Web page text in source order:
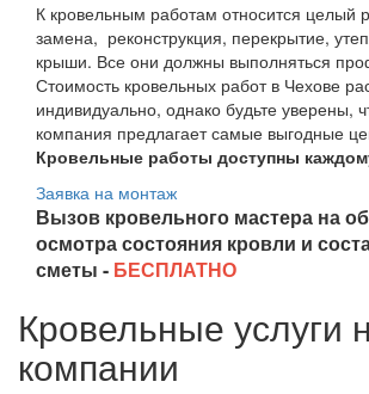
К кровельным работам относится целый
замена, реконструкция, перекрытие,
крыши. Все они должны выполняться
Стоимость кровельных работ в Чехове
индивидуально, однако будьте уверены,
компания предлагает самые выгодные
Кровельные работы доступны
Заявка на монтаж
Вызов кровельного мастера на
осмотра состояния кровли и
сметы - БЕСПЛАТНО
Кровельные услуги
компании